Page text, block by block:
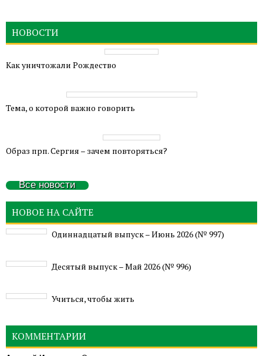
НОВОСТИ
Как уничтожали Рождество
Тема, о которой важно говорить
Образ прп. Сергия – зачем повторяться?
Все новости
НОВОЕ НА САЙТЕ
Одиннадцатый выпуск – Июнь 2026 (№ 997)
Деcятый выпуск – Май 2026 (№ 996)
Учиться, чтобы жить
КОММЕНТАРИИ